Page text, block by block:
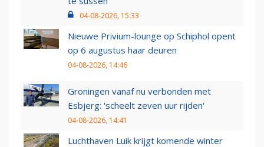
04-08-2026, 15:33
Nieuwe Privium-lounge op Schiphol opent
op 6 augustus haar deuren
04-08-2026, 14:46
Groningen vanaf nu verbonden met
Esbjerg: 'scheelt zeven uur rijden'
04-08-2026, 14:41
Luchthaven Luik krijgt komende winter